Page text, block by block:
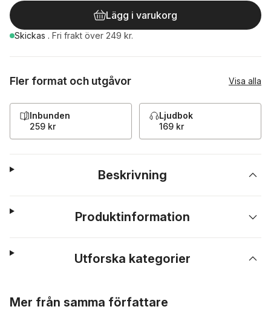
Lägg i varukorg
Skickas . Fri frakt över 249 kr.
Fler format och utgåvor Visa alla
Inbunden
259 kr
Ljudbok
169 kr
Beskrivning
Produktinformation
Utforska kategorier
Mer från samma författare